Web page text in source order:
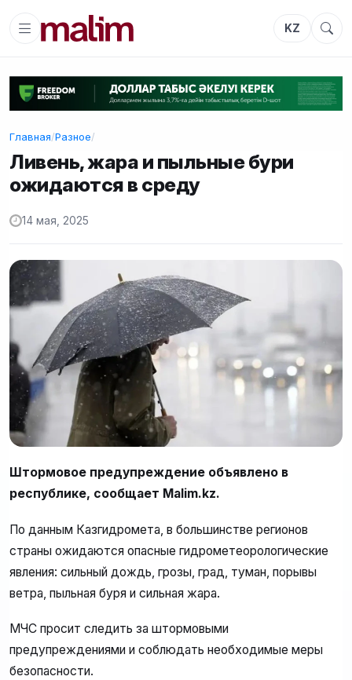
KZ
Главная/Разное/
Ливень, жара и пыльные бури
ожидаются в среду
14 мая, 2025
Штормовое предупреждение объявлено в
республике, сообщает Malim.kz.
По данным Казгидромета, в большинстве регионов
страны ожидаются опасные гидрометеорологические
явления: сильный дождь, грозы, град, туман, порывы
ветра, пыльная буря и сильная жара.
МЧС просит следить за штормовыми
предупреждениями и соблюдать необходимые меры
безопасности.